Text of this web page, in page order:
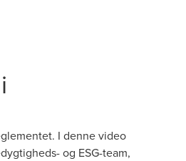
I denne video
og ESG-team,